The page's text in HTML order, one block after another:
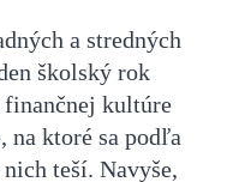
a stredných
školský rok
kultúre
na ktoré sa podľa
teší. Navyše,